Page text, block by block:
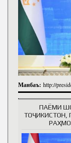
Манбаъ: http://
ПАЁМИ